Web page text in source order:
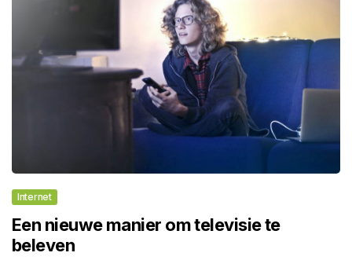
Internet
Een nieuwe manier om televisie te
beleven